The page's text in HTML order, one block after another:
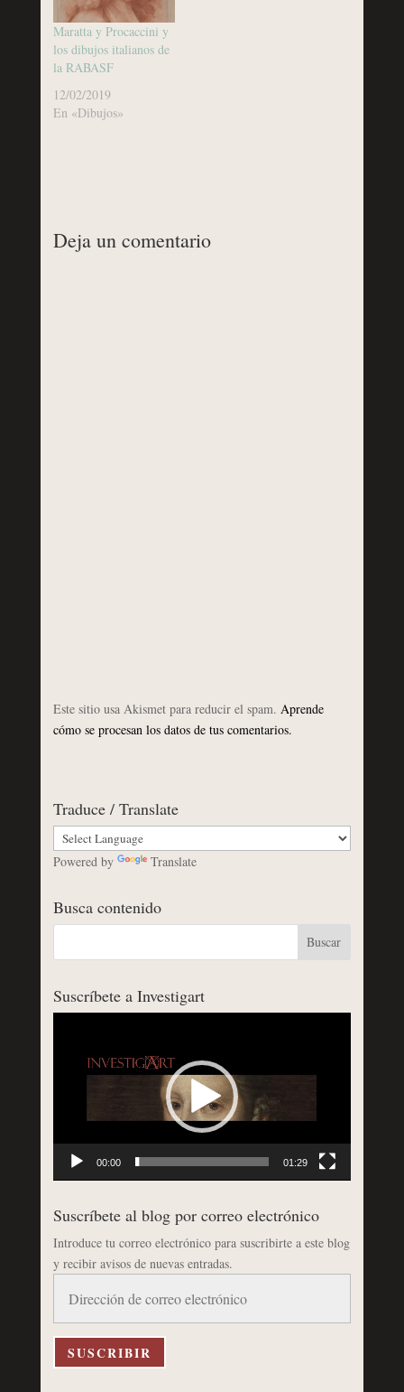
Maratta y Procaccini y
los dibujos italianos de
la RABASF
12/02/2019
En «Dibujos»
Deja un comentario
Este sitio usa Akismet para reducir el spam. Aprende
cómo se procesan los datos de tus comentarios.
Traduce / Translate
Powered by Translate
Busca contenido
Suscríbete a Investigart
00:00 01:29
Suscríbete al blog por correo electrónico
Introduce tu correo electrónico para suscribirte a este blog
y recibir avisos de nuevas entradas.
correo
electrónico
SUSCRIBIR